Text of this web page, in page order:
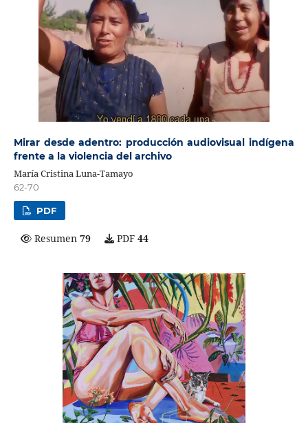
Mirar desde adentro: producción audiovisual indígena
frente a la violencia del archivo
María Cristina Luna-Tamayo
62-70
PDF
Resumen 79 PDF 44